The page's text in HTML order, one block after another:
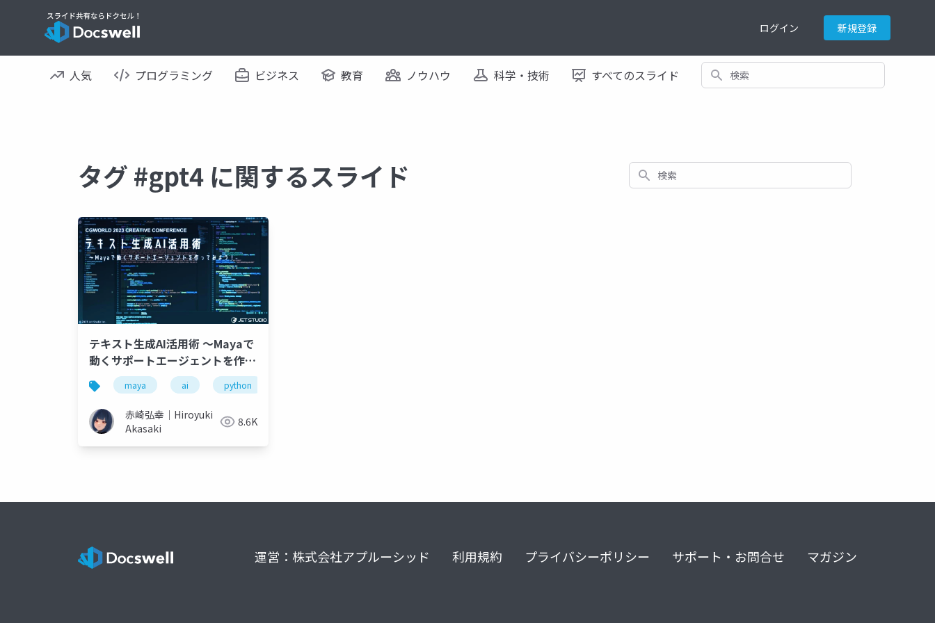
ログイン 新規登録
人気 プログラミング ビジネス 教育 ノウハウ 科学・技術 すべてのスライド 検索
タグ #gpt4 に関するスライド 検索
テキスト生成AI活用術 ～Mayaで
動くサポートエージェントを作っ
てみよう！～
maya ai python
赤崎弘幸｜Hiroyuki
Akasaki
8.6K
運営：株式会社アプルーシッド 利用規約 プライバシーポリシー サポート・お問合せ マガジン